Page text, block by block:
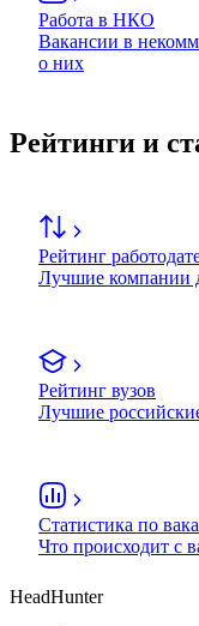
Работа в НКО
Вакансии в
о них
Рейтинги и
Рейтинг
Лучшие компании
Рейтинг вузов
Лучшие
Статистика по
Что происходит с
HeadHunter